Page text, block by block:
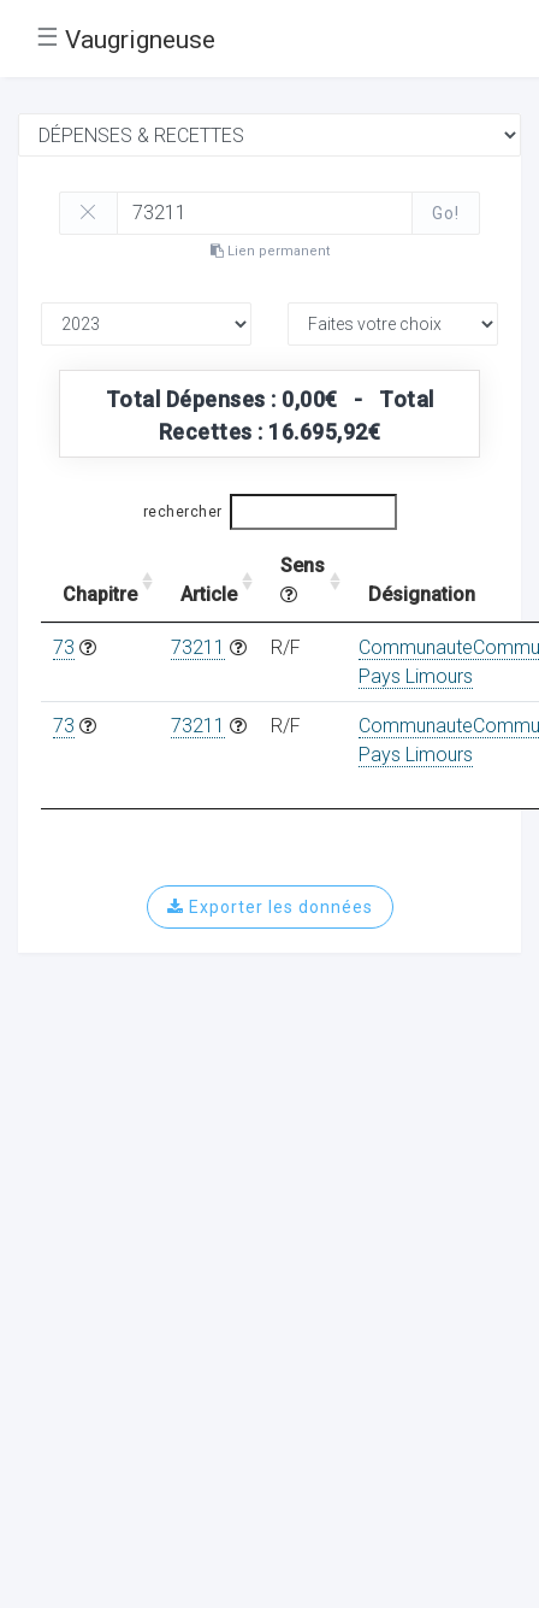
☰ Vaugrigneuse
Go!
Lien permanent
Total Dépenses : 0,00€ - Total
Recettes : 16.695,92€
rechercher
Chapitre Article
Sens
Désignation
73 73211 R/F
Pays Limours
73 73211 R/F
Pays Limours
Exporter les données